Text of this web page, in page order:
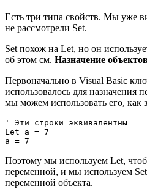
Есть три типа свойств. Мы уже
не рассмотрели Set.
Set похож на Let, но он
об этом см. Назначение
Первоначально в Visual Basic
использовалось для назначения
мы можем использовать его, как
' Эти строки эквивалентны
Let a = 7
Поэтому мы используем Let,
переменной, и мы используем
переменной объекта.